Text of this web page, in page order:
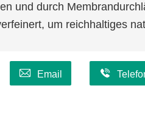
und durch
um reichhaltiges
Email